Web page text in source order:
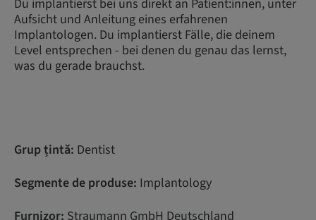
Du implantierst bei uns direkt an Patient:innen, unter
Aufsicht und Anleitung eines erfahrenen
Implantologen. Du implantierst Fälle, die deinem
Level entsprechen - bei denen du genau das lernst,
was du gerade brauchst.
Grup țintă: Dentist
Segmente de produse: Implantology
Furnizor: Straumann GmbH Deutschland